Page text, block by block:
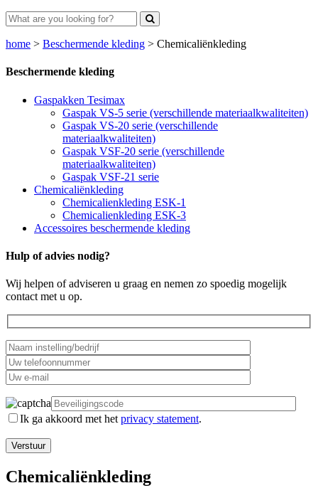
home > Beschermende kleding > Chemicaliënkleding
Beschermende kleding
Gaspakken Tesimax
Gaspak VS-5 serie (verschillende materiaalkwaliteiten)
Gaspak VS-20 serie (verschillende
materiaalkwaliteiten)
Gaspak VSF-20 serie (verschillende
materiaalkwaliteiten)
Gaspak VSF-21 serie
Chemicaliënkleding
Chemicalienkleding ESK-1
Chemicalienkleding ESK-3
Accessoires beschermende kleding
Hulp of advies nodig?
Wij helpen of adviseren u graag en nemen zo spoedig mogelijk
contact met u op.
Ik ga akkoord met het privacy statement.
Chemicaliënkleding